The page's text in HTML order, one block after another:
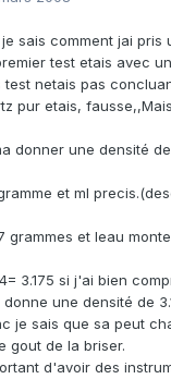
sais comment jai pris
test etais avec
test netais pas
pur etais,
donner une densité
et ml
grammes et leau
3.175 si j'ai bien
une densité de
je sais que sa peut
gout de la briser.
d'avoir des